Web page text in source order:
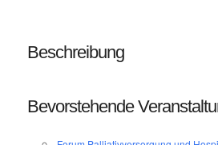
Beschreibung
Bevorstehende